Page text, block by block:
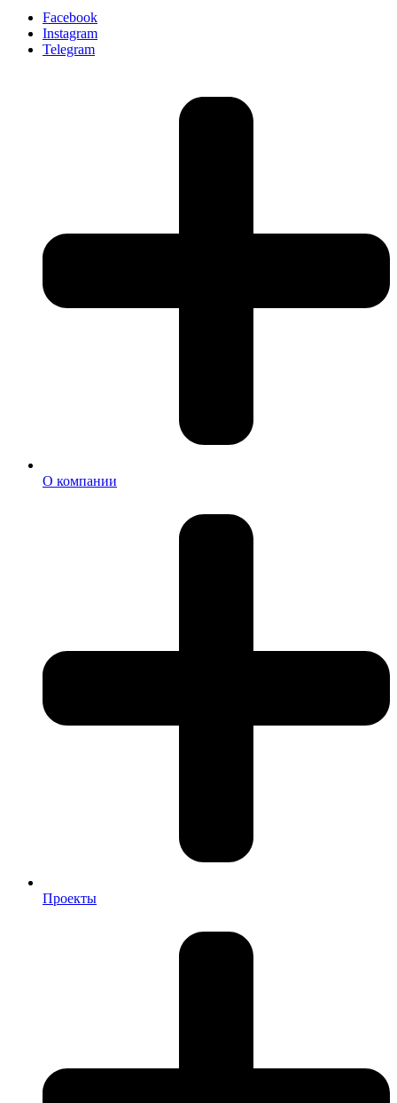
Facebook
Instagram
Telegram
О компании
Проекты